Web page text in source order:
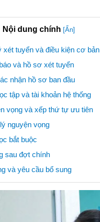
Nội dung chính [Ẩn]
xét tuyển và điều kiện cơ bản
và hồ sơ xét tuyển
nhận hồ sơ ban đầu
tập và tài khoản hệ thống
vọng và xếp thứ tự ưu tiên
nguyện vọng
bắt buộc
sau đợt chính
và yêu cầu bổ sung